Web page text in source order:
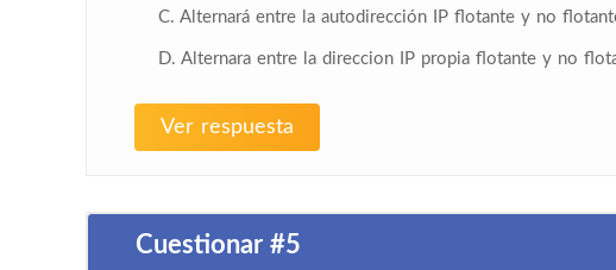
C. Alternará entre la autodirección IP flotante y no
D. Alternara entre la direccion IP propia flotante y no
Ver respuesta
Cuestionar #5